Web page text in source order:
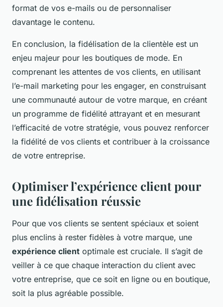
format de vos e-mails ou de personnaliser
davantage le contenu.
En conclusion, la fidélisation de la clientèle est un
enjeu majeur pour les boutiques de mode. En
comprenant les attentes de vos clients, en utilisant
l’e-mail marketing pour les engager, en construisant
une communauté autour de votre marque, en créant
un programme de fidélité attrayant et en mesurant
l’efficacité de votre stratégie, vous pouvez renforcer
la fidélité de vos clients et contribuer à la croissance
de votre entreprise.
Optimiser l’expérience client pour
une fidélisation réussie
Pour que vos clients se sentent spéciaux et soient
plus enclins à rester fidèles à votre marque, une
expérience client optimale est cruciale. Il s’agit de
veiller à ce que chaque interaction du client avec
votre entreprise, que ce soit en ligne ou en boutique,
soit la plus agréable possible.